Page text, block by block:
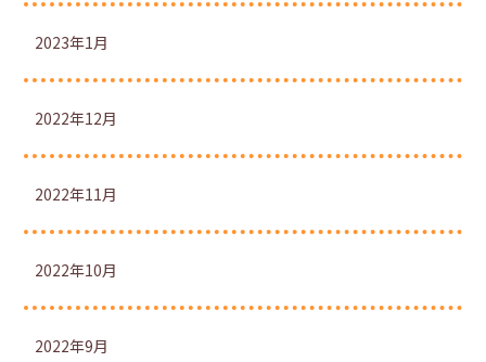
2023年1月
2022年12月
2022年11月
2022年10月
2022年9月